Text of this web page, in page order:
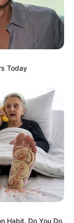
cremig
Today
Habit. Do You Do